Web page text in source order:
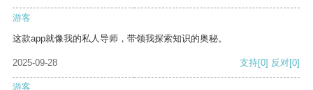
游客
这款app就像我的私人导师，带领我探索知识的奥秘。
2025-09-28 支持[0] 反对[0]
游客